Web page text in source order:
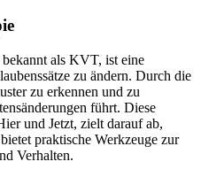
als KVT, ist eine
zu ändern. Durch die
zu erkennen und zu
führt. Diese
und Jetzt, zielt darauf ab,
praktische Werkzeuge zur
Verhalten.